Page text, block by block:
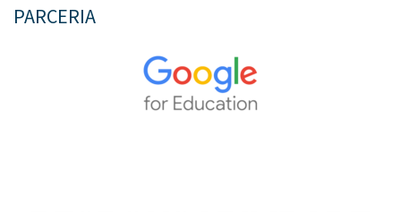
PARCERIA